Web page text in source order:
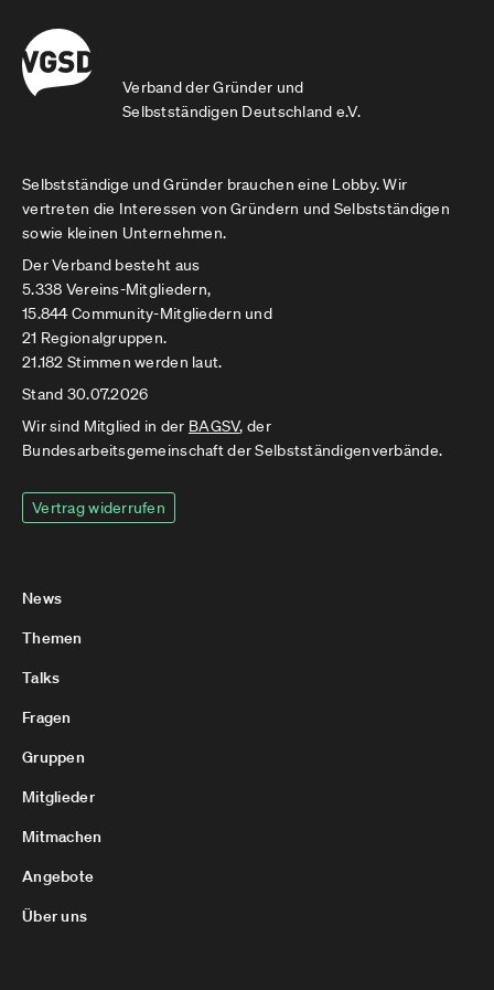
Verband der Gründer und
Selbstständigen Deutschland e.V.
Selbstständige und Gründer brauchen eine Lobby. Wir
vertreten die Interessen von Gründern und Selbstständigen
sowie kleinen Unternehmen.
Der Verband besteht aus
5.338 Vereins-Mitgliedern,
15.844 Community-Mitgliedern und
21 Regionalgruppen.
21.182 Stimmen werden laut.
Stand 30.07.2026
Wir sind Mitglied in der BAGSV, der
Bundesarbeitsgemeinschaft der Selbstständigenverbände.
Vertrag widerrufen
News
Themen
Talks
Fragen
Gruppen
Mitglieder
Mitmachen
Angebote
Über uns